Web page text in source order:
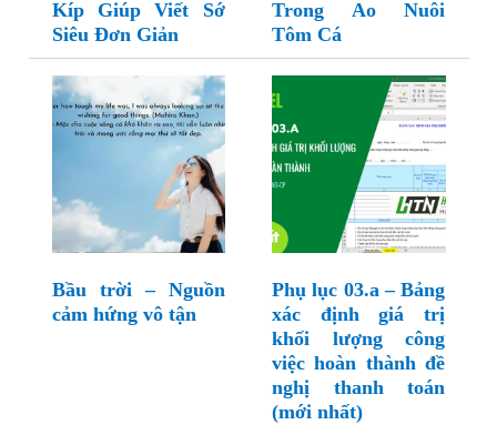
Kíp Giúp Viết Sớ
Siêu Đơn Giản
Trong Ao Nuôi
Tôm Cá
Bầu trời – Nguồn
cảm hứng vô tận
Phụ lục 03.a – Bảng
xác định giá trị
khối lượng công
việc hoàn thành đề
nghị thanh toán
(mới nhất)